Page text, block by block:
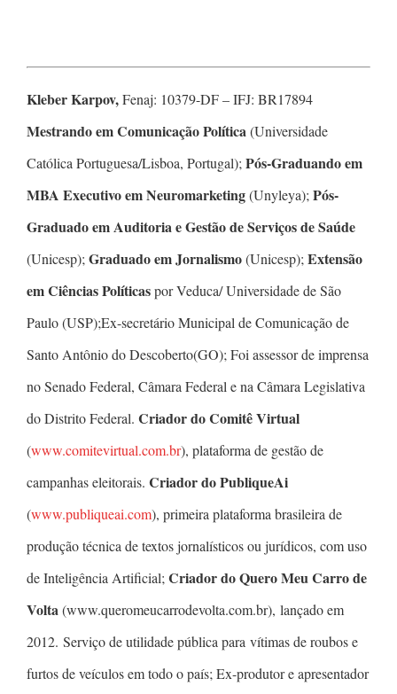
Kleber Karpov,Fenaj: 10379-DF – IFJ: BR17894
Mestrando em Comunicação Política(Universidade
Católica Portuguesa/Lisboa, Portugal);Pós-Graduando em
MBA Executivo em Neuromarketing(Unyleya);Pós-
Graduado em Auditoria e Gestão de Serviços de Saúde
(Unicesp);Graduado em Jornalismo(Unicesp);Extensão
em Ciências Políticaspor Veduca/ Universidade de São
Paulo (USP);Ex-secretário Municipal de Comunicação de
Santo Antônio do Descoberto(GO); Foi assessor de imprensa
no Senado Federal, Câmara Federal e na Câmara Legislativa
do Distrito Federal. Criador do Comitê Virtual
(www.comitevirtual.com.br), plataforma de gestão de
campanhas eleitorais. Criador do PubliqueAi
(www.publiqueai.com), primeira plataforma brasileira de
produção técnica de textos jornalísticos ou jurídicos, com uso
de Inteligência Artificial;Criador do Quero Meu Carro de
Volta(www.queromeucarrodevolta.com.br), lançado em
2012. Serviço de utilidade pública para vítimas de roubos e
furtos de veículos em todo o país; Ex-produtor e apresentador